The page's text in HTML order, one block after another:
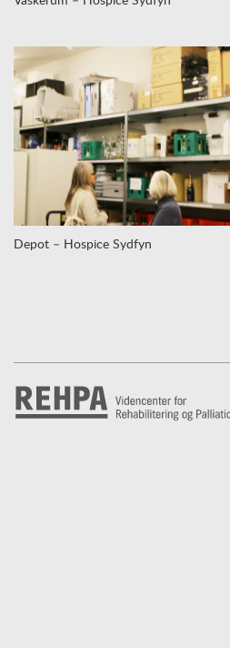
Depot – Hospice Sydfyn